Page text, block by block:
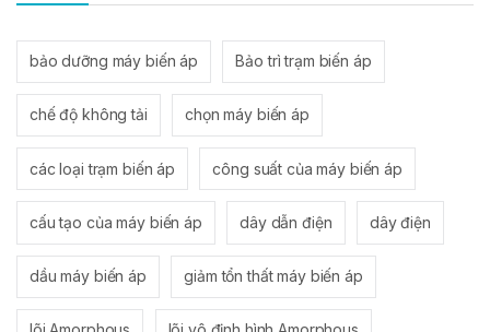
bảo dưỡng máy biến áp Bảo trì trạm biến áp
chế độ không tải chọn máy biến áp
các loại trạm biến áp công suất của máy biến áp
cấu tạo của máy biến áp dây dẫn điện dây điện
dầu máy biến áp giảm tổn thất máy biến áp